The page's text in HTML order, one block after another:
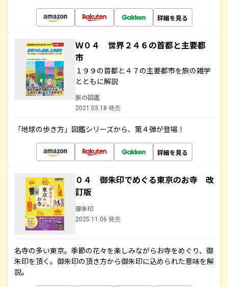
詳細を見る
Ｗ０４ 世界２４６の首都と主要都
市
１９９の首都と４７の主要都市を旅の雑学
とともに解説
旅の図鑑
2021.03.18 発売
「地球の歩き方」図鑑シリーズから、第４弾が登場！
詳細を見る
０４ 御朱印でめぐる東京のお寺 改
訂版
御朱印
2025.11.06 発売
名寺の多い東京。季節の花々を楽しみながらお寺をめぐり、御
朱印を頂く。御朱印の頂き方から御朱印に込められた意味を解
説。